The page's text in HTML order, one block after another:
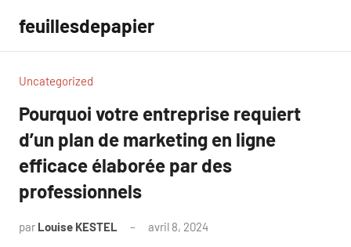
contenu
feuillesdepapier
Uncategorized
Pourquoi votre entreprise requiert
d’un plan de marketing en ligne
efficace élaborée par des
professionnels
par Louise KESTEL avril 8, 2024